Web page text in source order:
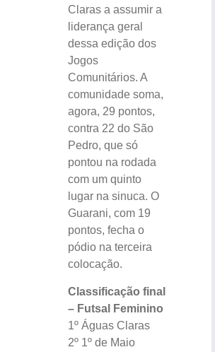
Claras a assumir a
liderança geral
dessa edição dos
Jogos
Comunitários. A
comunidade soma,
agora, 29 pontos,
contra 22 do São
Pedro, que só
pontou na rodada
com um quinto
lugar na sinuca. O
Guarani, com 19
pontos, fecha o
pódio na terceira
colocação.
Classificação final
– Futsal Feminino
1º Águas Claras
2º 1º de Maio